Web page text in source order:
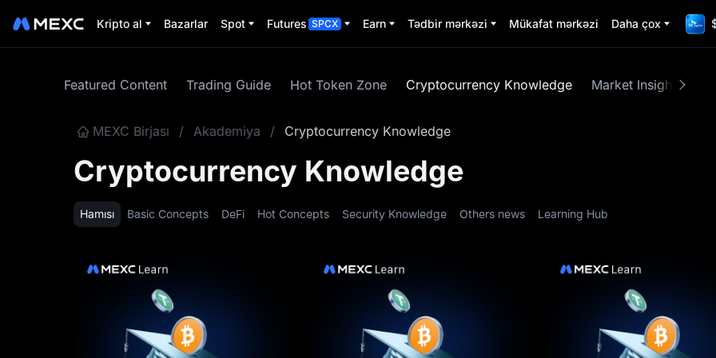
Kripto al Bazarlar Spot Futures SPCX Earn Tədbir mərkəzi Mükafat mərkəzi Daha çox
Featured Content Trading Guide Hot Token Zone Cryptocurrency Knowledge Market Insights
MEXC Birjası / Akademiya / Cryptocurrency Knowledge
Cryptocurrency Knowledge
Hamısı Basic Concepts DeFi Hot Concepts Security Knowledge Others news Learning Hub